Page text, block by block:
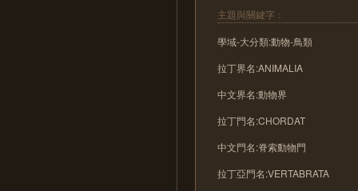
主題與關鍵字：
學域-大分類:動物-鳥類
拉丁界名:ANIMALIA
中文界名:動物界
拉丁門名:CHORDAT
中文門名:脊索動物門
拉丁亞門名:VERTABRATA